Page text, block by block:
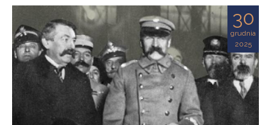
30
grudnia
2025